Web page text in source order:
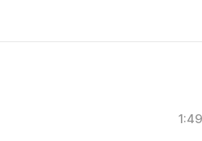
1:49